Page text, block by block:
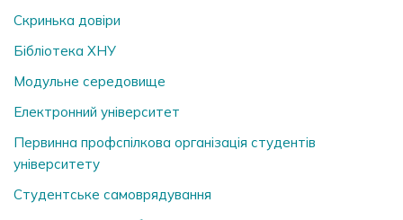
Скринька довiри
Бібліотека ХНУ
Модульне середовище
Електронний університет
Первинна профспілкова організація студентів
університету
Студентське самоврядування